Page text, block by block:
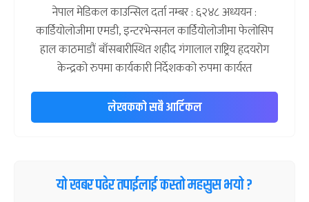
नेपाल मेडिकल काउन्सिल दर्ता नम्बर : ६२४८ अध्ययन :
कार्डियोलोजीमा एमडी, इन्टरभेन्सनल कार्डियोलोजीमा फेलोसिप
हाल काठमाडौं बाँसबारीस्थित शहीद गंगालाल राष्ट्रिय हृदयरोग
केन्द्रको रुपमा कार्यकारी निर्देशकको रुपमा कार्यरत
लेखकको सबै आर्टिकल
यो खबर पढेर तपाईलाई कस्तो महसुस भयो ?